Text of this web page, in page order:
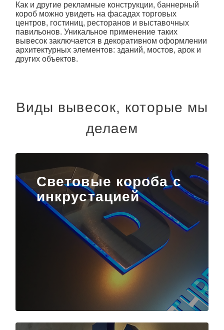
Как и другие рекламные конструкции, баннерный
короб можно увидеть на фасадах торговых
центров, гостиниц, ресторанов и выставочных
павильонов. Уникальное применение таких
вывесок заключается в декоративном оформлении
архитектурных элементов: зданий, мостов, арок и
других объектов.
Виды вывесок, которые мы
делаем
Световые короба с
инкрустацией